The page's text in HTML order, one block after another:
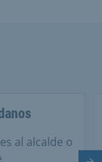
al alcalde o